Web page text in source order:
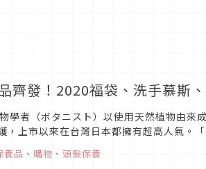
齊發！2020福袋、洗手慕斯
學者（ボタニスト）以使用天然植物由來
，上市以來在台灣日本都擁有超高人氣。
養品 、 購物 、 頭髮保養